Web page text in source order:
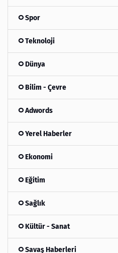
Spor
Teknoloji
Dünya
Bilim - Çevre
Adwords
Yerel Haberler
Ekonomi
Eğitim
Sağlık
Kültür - Sanat
Savaş Haberleri